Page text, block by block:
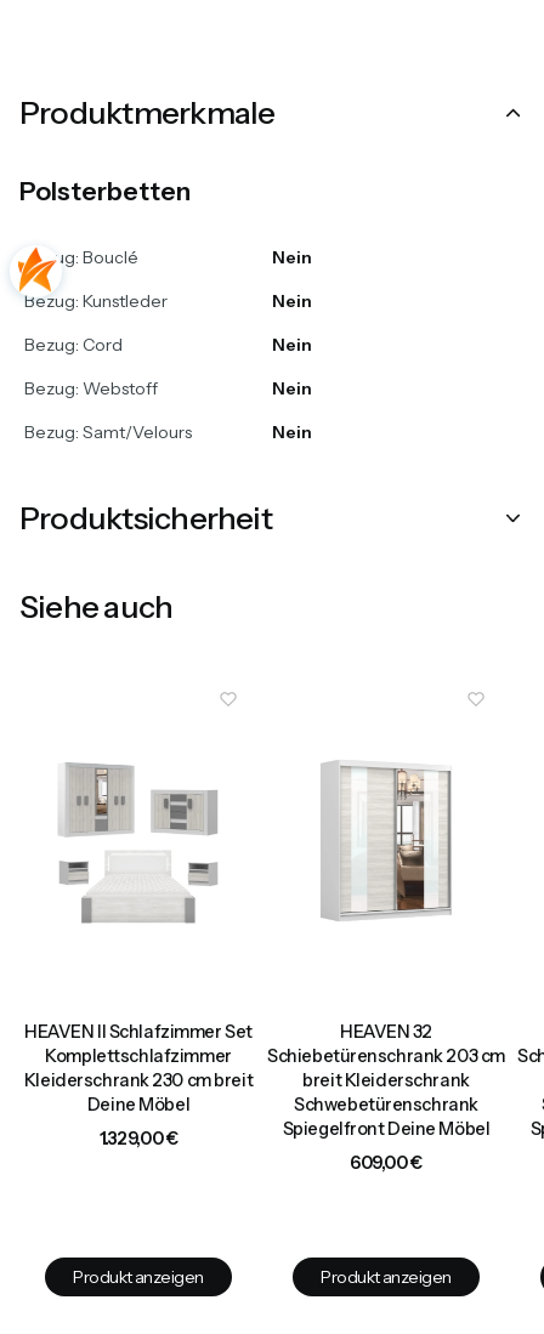
Produktmerkmale
Polsterbetten
Bezug: Bouclé
Nein
Bezug: Kunstleder
Nein
Bezug: Cord
Nein
Bezug: Webstoff
Nein
Bezug: Samt/Velours
Nein
Produktsicherheit
Siehe auch
HEAVEN II Schlafzimmer Set
Komplettschlafzimmer
Kleiderschrank 230 cm breit
Deine Möbel
Preis
1.329,00 €
Produkt anzeigen
HEAVEN 32
Schiebetürenschrank 203 cm
breit Kleiderschrank
Schwebetürenschrank
Spiegelfront Deine Möbel
Preis
609,00 €
Produkt anzeigen